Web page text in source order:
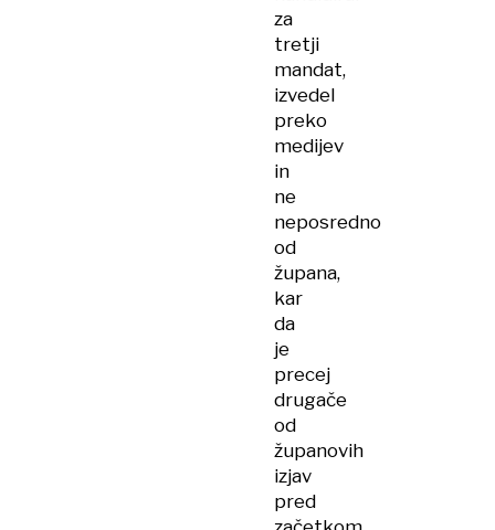
za
tretji
mandat,
izvedel
preko
medijev
in
ne
neposredno
od
župana,
kar
da
je
precej
drugače
od
županovih
izjav
pred